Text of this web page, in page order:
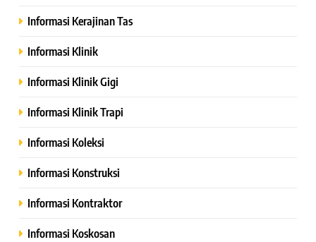
Informasi Kerajinan Tas
Informasi Klinik
Informasi Klinik Gigi
Informasi Klinik Trapi
Informasi Koleksi
Informasi Konstruksi
Informasi Kontraktor
Informasi Koskosan